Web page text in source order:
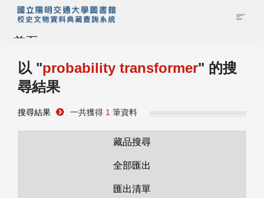
首頁
藏品查詢
校史館簡介
以 "probability transformer" 的搜
尋結果
搜尋結果 一共獲得 1 筆資料
藏品搜尋
全部匯出
匯出清單